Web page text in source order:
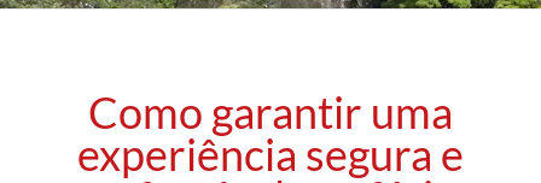
Como garantir uma
experiência segura e